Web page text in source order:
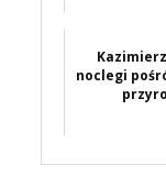
noclegi